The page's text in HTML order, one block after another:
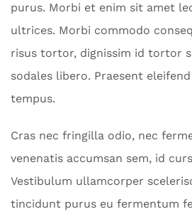
purus. Morbi et enim sit amet
ultrices. Morbi commodo
risus tortor, dignissim id tortor
sodales libero. Praesent
tempus.
Cras nec fringilla odio, nec
venenatis accumsan sem, id
Vestibulum ullamcorper
tincidunt purus eu fermentum